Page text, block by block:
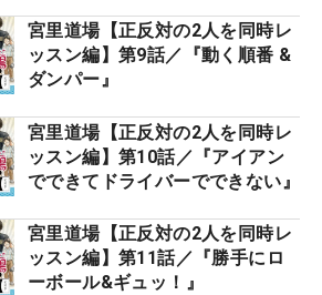
宮里道場【正反対の2人を同時レ
ッスン編】第9話／『動く順番 &
ダンパー』
宮里道場【正反対の2人を同時レ
ッスン編】第10話／『アイアン
でできてドライバーでできない』
宮里道場【正反対の2人を同時レ
ッスン編】第11話／『勝手にロ
ーボール&ギュッ！』